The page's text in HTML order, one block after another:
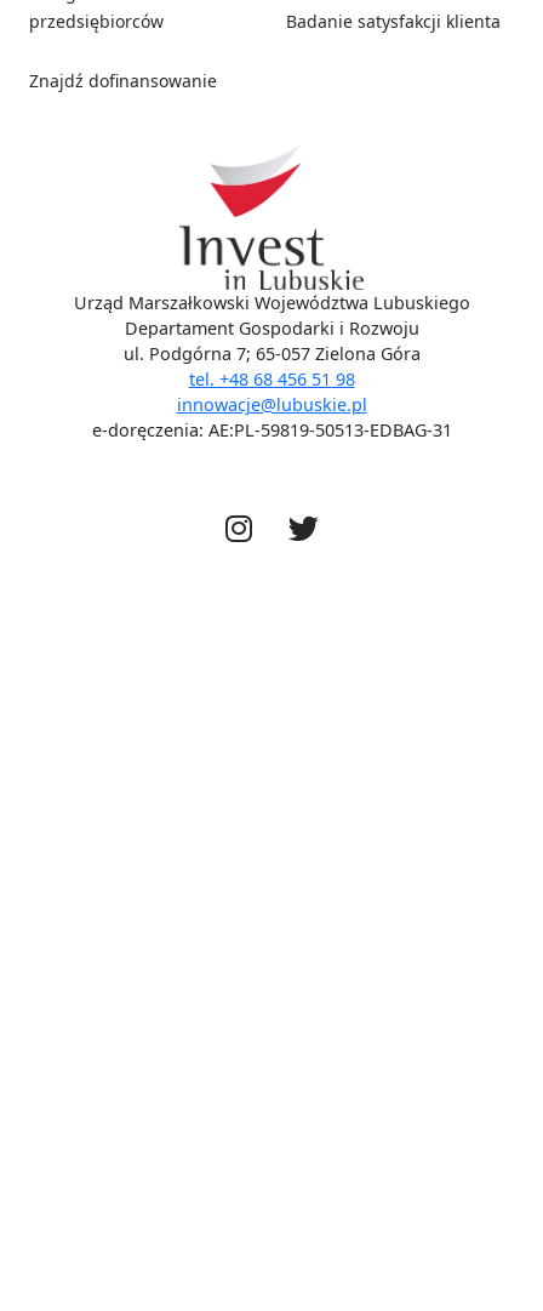
przedsiębiorców
Znajdź dofinansowanie
Badanie satysfakcji klienta
Urząd Marszałkowski Województwa Lubuskiego
Departament Gospodarki i Rozwoju
ul. Podgórna 7; 65-057 Zielona Góra
tel. +48 68 456 51 98
innowacje@lubuskie.pl
e-doręczenia: AE:PL-59819-50513-EDBAG-31